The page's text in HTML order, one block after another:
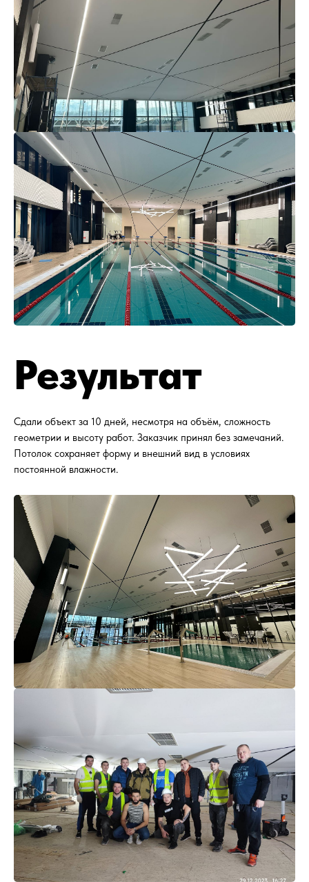
Результат
Сдали объект за 10 дней, несмотря на объём, сложность
геометрии и высоту работ. Заказчик принял без замечаний.
Потолок сохраняет форму и внешний вид в условиях
постоянной влажности.